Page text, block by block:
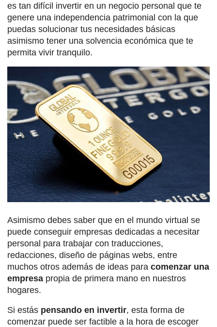
es tan difícil invertir en un negocio personal que te
genere una independencia patrimonial con la que
puedas solucionar tus necesidades básicas
asimismo tener una solvencia económica que te
permita vivir tranquilo.
Asimismo debes saber que en el mundo virtual se
puede conseguir empresas dedicadas a necesitar
personal para trabajar con traducciones,
redacciones, diseño de páginas webs, entre
muchos otros además de ideas para comenzar una
empresa propia de primera mano en nuestros
hogares.
Si estás pensando en invertir, esta forma de
comenzar puede ser factible a la hora de escoger